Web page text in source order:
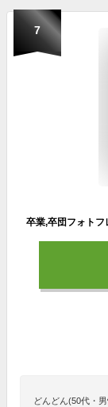
7
どんどん(50代・